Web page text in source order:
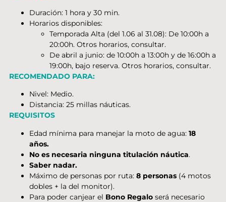
Duración: 1 hora y 30 min.
Horarios disponibles:
Temporada Alta (del 1.06 al 31.08): De 10:00h a
20:00h. Otros horarios, consultar.
De abril a junio: de 10:00h a 13:00h y de 16:00h a
19:00h, bajo reserva. Otros horarios, consultar.
RECOMENDADO PARA:
Nivel: Medio.
Distancia: 25 millas náuticas.
REQUISITOS
Edad mínima para manejar la moto de agua: 18
años.
No es necesaria ninguna titulación náutica.
Saber nadar.
Máximo de personas por ruta: 8 personas(4 motos
dobles + la del monitor).
Para poder canjear el Bono Regaloserá necesario